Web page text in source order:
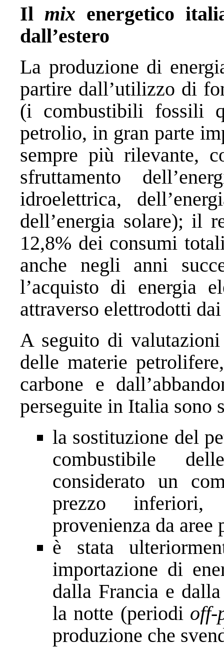
Il mix energetico
dall’estero
La produzione di
partire dall’utilizzo di
(i combustibili fossili
petrolio, in gran parte
sempre più rilevante,
sfruttamento
idroelettrica,
dell’energia solare); il
12,8% dei consumi
anche negli anni
l’acquisto di energia
attraverso elettrodotti
A seguito di
delle materie
carbone e
perseguite in Italia sono
la sostituzione del
combustibile
considerato un
prezzo inferiori,
provenienza da
è stata
importazione di
dalla Francia e
la notte (periodi off-
produzione che